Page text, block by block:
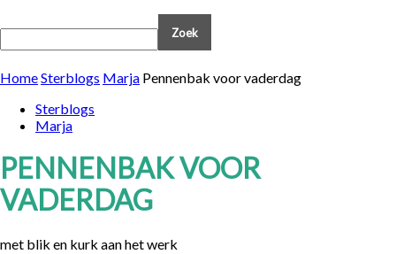
HomeSterblogs Marja Pennenbak voor vaderdag
Sterblogs
Marja
PENNENBAK VOOR
VADERDAG
met blik en kurk aan het werk